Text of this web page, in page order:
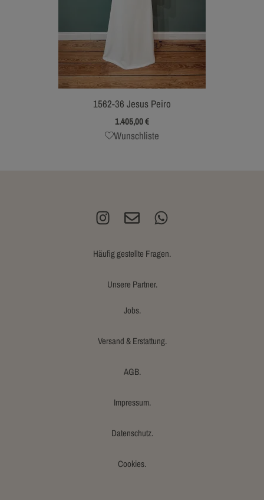
1562-36 Jesus Peiro
1.405,00€
Wunschliste
Häufig gestellte Fragen.
Unsere Partner.
Jobs.
Versand & Erstattung.
AGB.
Impressum.
Datenschutz.
Cookies.